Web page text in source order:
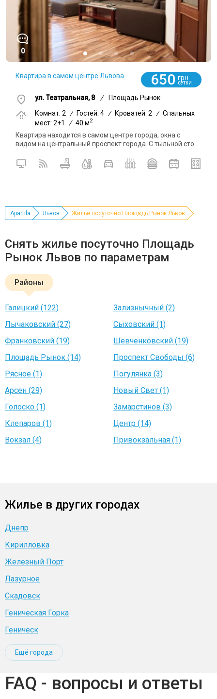
0
Квартира в самом центре Львова 650 грн
СУТКИ
ул. Театральная, 8 /
Площадь Рынок
Комнат: 2
/ Гостей: 4 / Кроватей: 2 / Спальных
мест: 2+1
/ 40 м2
Квартира находится в самом центре города, окна с
видом на центральный проспект города. С тыльной сто...
Apartila Львов Жилье посуточно Площадь Рынок Львов
Снять жилье посуточно Площадь
Рынок Львов по параметрам
Районы
Галицкий (122)
Зализнычный (2)
Лычаковский (27)
Сыховский (1)
Франковский (19)
Шевченковский (19)
Площадь Рынок (14)
Проспект Свободы (6)
Рясное (1)
Погулянка (3)
Арсен (29)
Новый Свет (1)
Голоско (1)
Замарстинов (3)
Клепаров (1)
Центр (14)
Вокзал (4)
Привокзальная (1)
Жилье в других городах
Днепр
Кирилловка
Железный Порт
Лазурное
Скадовск
Геническая Горка
Геническ
Ещё города
FAQ - вопросы и ответы